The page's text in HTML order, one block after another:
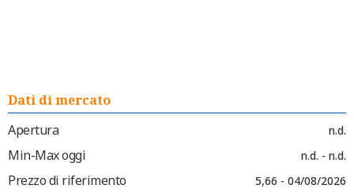
Dati di mercato
Apertura
n.d.
Min-Max oggi n.d. - n.d.
Prezzo di riferimento 5,66 - 04/08/2026